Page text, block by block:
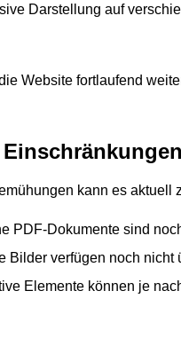
Darstellung auf
Website fortlaufend
kann es aktuell
PDF-Dokumente sind
Bilder verfügen noch
Elemente können je